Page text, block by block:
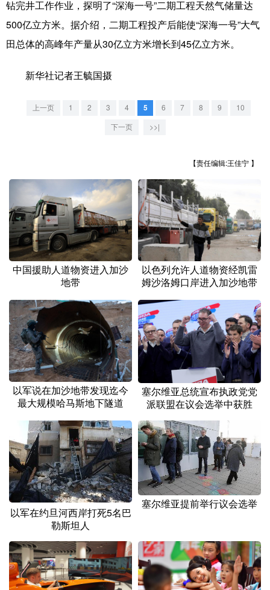
Deutsch Português
钻完井工作作业，探明了“深海一号”二期工程天然气储量达
500亿立方米。据介绍，二期工程投产后能使“深海一号”大气
田总体的高峰年产量从30亿立方米增长到45亿立方米。
新华社记者王毓国摄
上一页 1 2 3 4 5 6 7 8 9 10
下一页 >>|
【责任编辑:王佳宁 】
中国援助人道物资进入加沙
地带
以色列允许人道物资经凯雷
姆沙洛姆口岸进入加沙地带
以军说在加沙地带发现迄今
最大规模哈马斯地下隧道
塞尔维亚总统宣布执政党党
派联盟在议会选举中获胜
以军在约旦河西岸打死5名巴
勒斯坦人
塞尔维亚提前举行议会选举